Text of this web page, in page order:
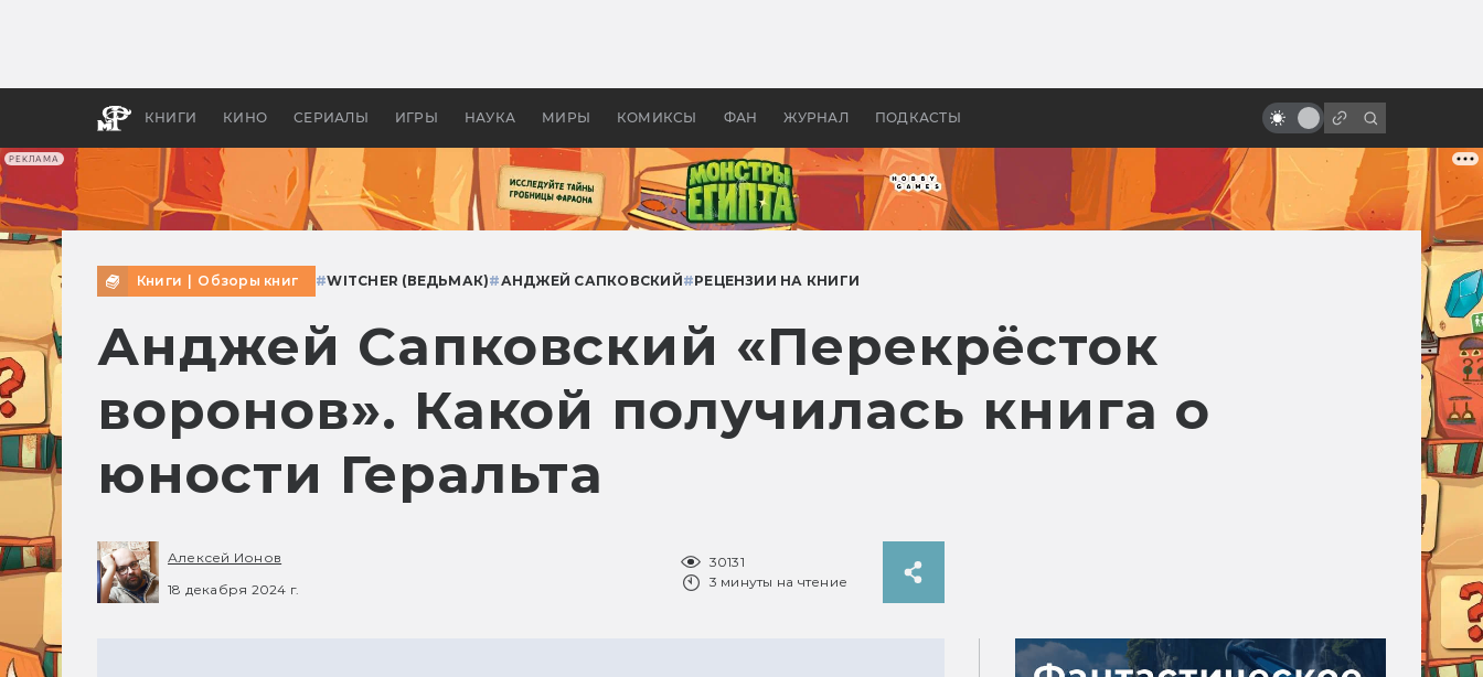
РЕКЛАМА
КНИГИ КИНО СЕРИАЛЫ ИГРЫ НАУКА МИРЫ КОМИКСЫ ФАН ЖУРНАЛ ПОДКАСТЫ
бы «Властелина колец»
Древней Грецией
аниме
Книги Обзоры книг #WITCHER (ВЕДЬМАК)#АНДЖЕЙ САПКОВСКИЙ#РЕЦЕНЗИИ НА КНИГИ
Анджей Сапковский «Перекрёсток
воронов». Какой получилась книга о
юности Геральта
Алексей Ионов
18 декабря 2024 г.
30131
3 минуты на чтение